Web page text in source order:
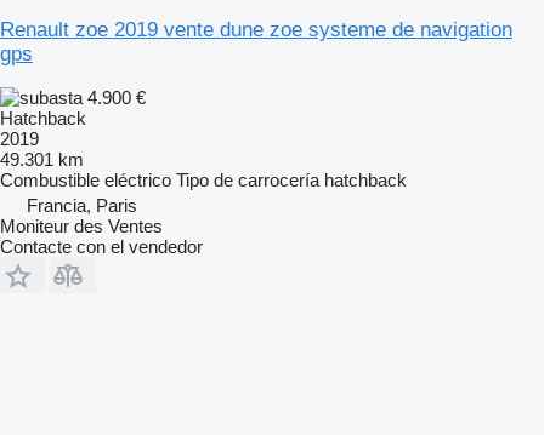
Renault zoe 2019 vente dune zoe systeme de navigation
gps
4.900 €
Hatchback
2019
49.301 km
Combustible eléctrico Tipo de carrocería hatchback
Francia, Paris
Moniteur des Ventes
Contacte con el vendedor